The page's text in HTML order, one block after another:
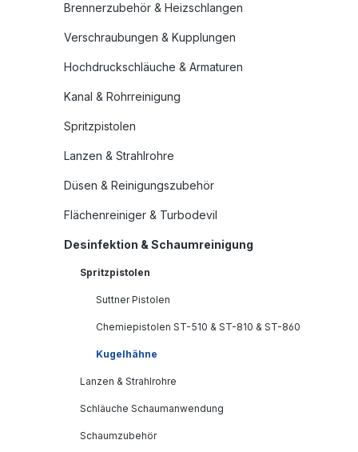
Brennerzubehör & Heizschlangen
Verschraubungen & Kupplungen
Hochdruckschläuche & Armaturen
Kanal & Rohrreinigung
Spritzpistolen
Lanzen & Strahlrohre
Düsen & Reinigungszubehör
Flächenreiniger & Turbodevil
Desinfektion & Schaumreinigung
Spritzpistolen
Suttner Pistolen
Chemiepistolen ST-510 & ST-810 & ST-860
Kugelhähne
Lanzen & Strahlrohre
Schläuche Schaumanwendung
Schaumzubehör